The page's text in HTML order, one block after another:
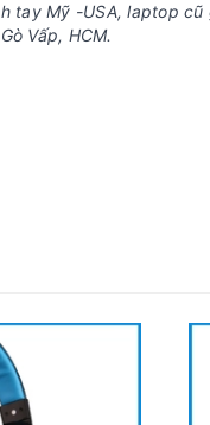
tay Mỹ -USA, laptop
Vấp, HCM.